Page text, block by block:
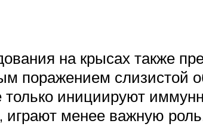
на крысах также
поражением слизистой
инициируют
играют менее важную